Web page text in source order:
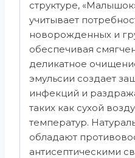
структуре,
учитывает
новорожденных и
обеспечивая
деликатное
эмульсии создает
инфекций и
таких как сухой
температур.
обладают
антисептическими